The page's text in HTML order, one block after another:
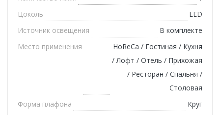
Цоколь
LED
Источник освещения
В комплекте
Место применения
HoReCa / Гостиная / Кухня
/ Лофт / Отель / Прихожая
/ Ресторан / Спальня /
Столовая
Форма плафона
Круг